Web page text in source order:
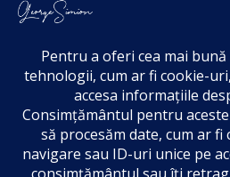
Politica cookies
Acordul de markting
Disclaimer